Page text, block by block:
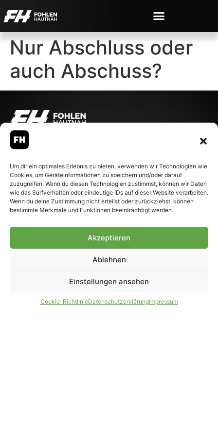
Um dir ein optimales Erlebnis zu bieten, verwenden wir Technologien wie
Cookies, um Geräteinformationen zu speichern und/oder darauf
zuzugreifen. Wenn du diesen Technologien zustimmst, können wir Daten
wie das Surfverhalten oder eindeutige IDs auf dieser Website verarbeiten.
Wenn du deine Zustimmung nicht erteilst oder zurückziehst, können
bestimmte Merkmale und Funktionen beeinträchtigt werden.
Akzeptieren
Ablehnen
Einstellungen ansehen
Cookie-RichtlinieDatenschutzerklärungImpressum
Nur Abschluss oder
auch Abschuss?
© 2007-2026 Fohlen-Hautnah.de
– Alle rechte vorbehalten.
offiziell eingetragenes Magazin
bei der Deutschen
Nationalbibliothek (ISSN 1868-
8233). Nachdruck und
Weiterverarbeitung, auch
auszugsweise, nur mit
PARTNER WERDEN
AGB